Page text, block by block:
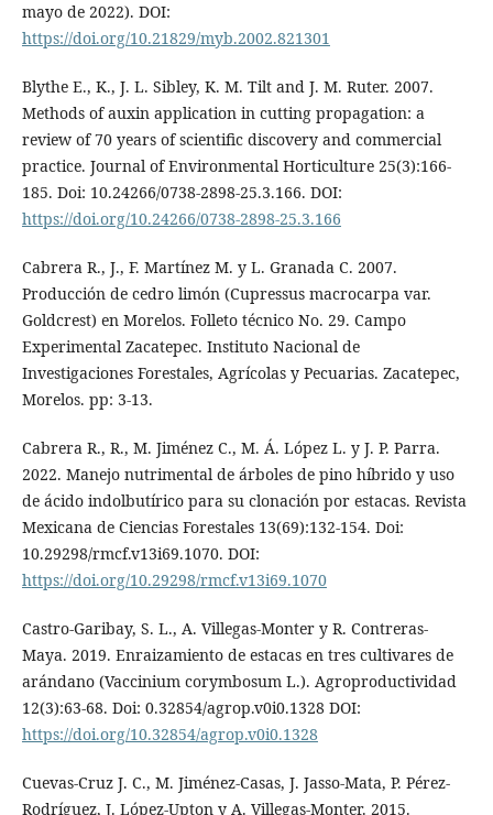
mayo de 2022). DOI:
https://doi.org/10.21829/myb.2002.821301
Blythe E., K., J. L. Sibley, K. M. Tilt and J. M. Ruter. 2007.
Methods of auxin application in cutting propagation: a
review of 70 years of scientific discovery and commercial
practice. Journal of Environmental Horticulture 25(3):166-
185. Doi: 10.24266/0738-2898-25.3.166. DOI:
https://doi.org/10.24266/0738-2898-25.3.166
Cabrera R., J., F. Martínez M. y L. Granada C. 2007.
Producción de cedro limón (Cupressus macrocarpa var.
Goldcrest) en Morelos. Folleto técnico No. 29. Campo
Experimental Zacatepec. Instituto Nacional de
Investigaciones Forestales, Agrícolas y Pecuarias. Zacatepec,
Morelos. pp: 3-13.
Cabrera R., R., M. Jiménez C., M. Á. López L. y J. P. Parra.
2022. Manejo nutrimental de árboles de pino híbrido y uso
de ácido indolbutírico para su clonación por estacas. Revista
Mexicana de Ciencias Forestales 13(69):132-154. Doi:
10.29298/rmcf.v13i69.1070. DOI:
https://doi.org/10.29298/rmcf.v13i69.1070
Castro-Garibay, S. L., A. Villegas-Monter y R. Contreras-
Maya. 2019. Enraizamiento de estacas en tres cultivares de
arándano (Vaccinium corymbosum L.). Agroproductividad
12(3):63-68. Doi: 0.32854/agrop.v0i0.1328 DOI:
https://doi.org/10.32854/agrop.v0i0.1328
Cuevas-Cruz J. C., M. Jiménez-Casas, J. Jasso-Mata, P. Pérez-
Rodríguez, J. López-Upton y A. Villegas-Monter. 2015.